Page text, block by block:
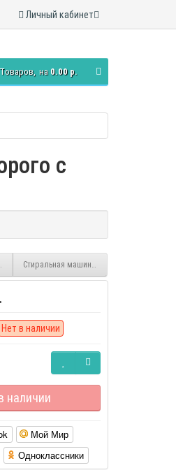
Личный кабинет
Tоваров, на 0.00 р.
с
Ariston WMTL 501 L CIS
Стиральная машина Hotpoint-Ariston
Нет в наличии
наличии
Мой Мир
Одноклассники